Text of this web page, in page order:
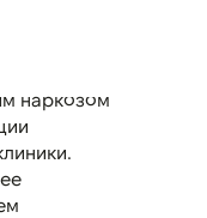
наркозом